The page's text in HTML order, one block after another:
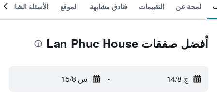
لمحة عن التقييمات فنادق مشابهة الموقع الأسئلة الشائعة
أفضل صفقات Lan Phuc House
ج 14/8 - س 15/8